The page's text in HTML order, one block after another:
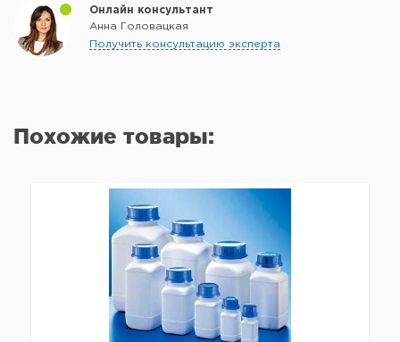
Онлайн консультант
Анна Головацкая
Получить консультацию эксперта
Похожие товары: